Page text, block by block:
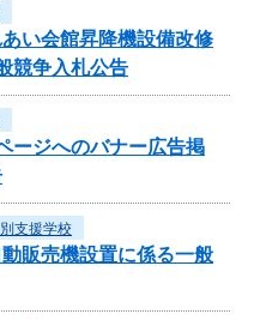
い会館昇降機設備改修
競争入札公告
ージへのバナー広告掲
支援学校
販売機設置に係る一般